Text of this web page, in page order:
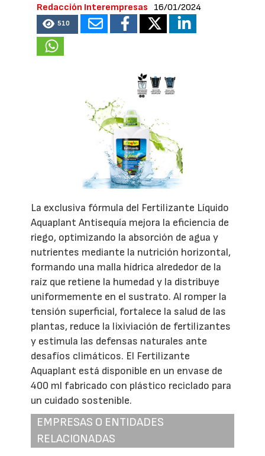
Redacción Interempresas 16/01/2024
510
La exclusiva fórmula del Fertilizante Líquido
Aquaplant Antisequía mejora la eficiencia de
riego, optimizando la absorción de agua y
nutrientes mediante la nutrición horizontal,
formando una malla hídrica alrededor de la
raíz que retiene la humedad y la distribuye
uniformemente en el sustrato. Al romper la
tensión superficial, fortalece la salud de las
plantas, reduce la lixiviación de fertilizantes
y estimula las defensas naturales ante
desafíos climáticos. El Fertilizante
Aquaplant está disponible en un envase de
400 ml fabricado con plástico reciclado para
un cuidado sostenible.
EMPRESAS O ENTIDADES
RELACIONADAS